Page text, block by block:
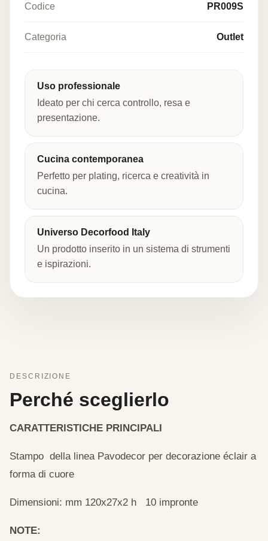
Codice PR009S
Categoria Outlet
Uso professionale
Ideato per chi cerca controllo, resa e
presentazione.
Cucina contemporanea
Perfetto per plating, ricerca e creatività in
cucina.
Universo Decorfood Italy
Un prodotto inserito in un sistema di strumenti
e ispirazioni.
DESCRIZIONE
Perché sceglierlo
CARATTERISTICHE PRINCIPALI
Stampo della linea Pavodecor per decorazione éclair a
forma di cuore
Dimensioni: mm 120x27x2 h 10 impronte
NOTE: